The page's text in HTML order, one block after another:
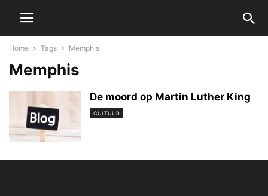
Home Tags Memphis
Memphis
De moord op Martin Luther King
CULTUUR